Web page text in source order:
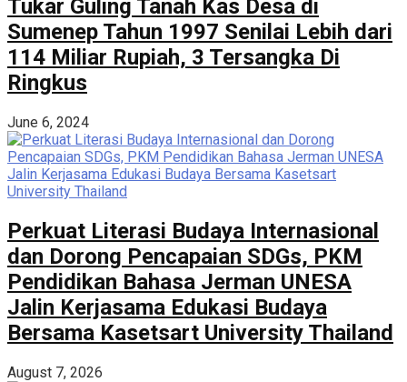
Tukar Guling Tanah Kas Desa di
Sumenep Tahun 1997 Senilai Lebih dari
114 Miliar Rupiah, 3 Tersangka Di
Ringkus
June 6, 2024
Perkuat Literasi Budaya Internasional
dan Dorong Pencapaian SDGs, PKM
Pendidikan Bahasa Jerman UNESA
Jalin Kerjasama Edukasi Budaya
Bersama Kasetsart University Thailand
August 7, 2026